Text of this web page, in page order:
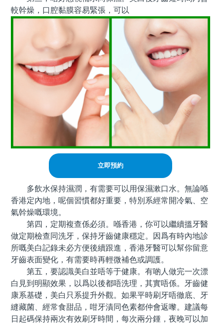
較幹燥，口腔黏膜容易緊張，可以
立即預約
多飲水保持濕潤，有需要可以用保濕漱口水。無論喺
香港定內地，呢個習慣都好重要，特別系經常開冷氣、空
氣幹燥嘅環境。
第四，定期複查係必須。喺香港，你可以繼續搵牙醫
做定期檢查同洗牙，保持牙齒健康穩定。因爲有時內地診
所嘅美白記錄未必方便後續跟進，香港牙醫可以幫你留意
牙齒表面變化，有需要時再輕微補色或調護。
第五，要認識美白並唔等于健康。有啲人做完一次漂
白見到明顯效果，以爲以後都唔洗理，其實唔係。牙齒健
康系基礎，美白只系提升外觀。如果平時刷牙唔徹底、牙
縫藏菌、經常食甜品，咁牙漬同色素都仲會返嚟。建議每
日起碼保持兩次有效刷牙時間，每次兩分鍾，夜晚可以加